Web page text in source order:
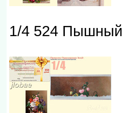
1/4 524 Пышный